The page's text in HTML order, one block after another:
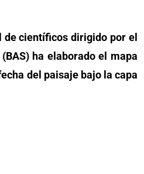
de científicos dirigido por el
ha elaborado el mapa
del paisaje bajo la capa